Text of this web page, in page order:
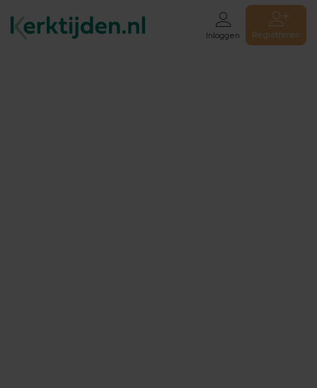
Inloggen Registreren